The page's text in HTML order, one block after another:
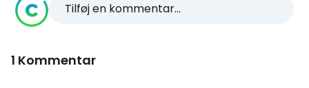
Tilføj en kommentar...
1 Kommentar